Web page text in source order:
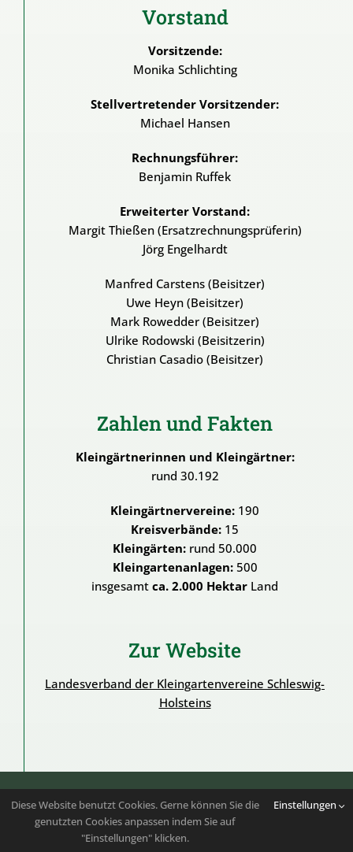
Vorstand
Vorsitzende:
Monika Schlichting
Stellvertretender Vorsitzender:
Michael Hansen
Rechnungsführer:
Benjamin Ruffek
Erweiterter Vorstand:
Margit Thießen (Ersatzrechnungsprüferin)
Jörg Engelhardt
Manfred Carstens (Beisitzer)
Uwe Heyn (Beisitzer)
Mark Rowedder (Beisitzer)
Ulrike Rodowski (Beisitzerin)
Christian Casadio (Beisitzer)
Zahlen und Fakten
Kleingärtnerinnen und Kleingärtner:
rund 30.192
Kleingärtnervereine: 190
Kreisverbände: 15
Kleingärten: rund 50.000
Kleingartenanlagen:500
insgesamt ca. 2.000 Hektar Land
Zur Website
Landesverband der Kleingartenvereine Schleswig-
Holsteins
Folgen Sie uns auf Instagram |
Youtube
Copyright 2023 – 2026 | Bundesverband der
Kleingartenvereine Deutschlands e.V. | Alle Rechte
Diese Website benutzt Cookies. Gerne können Sie die
genutzten Cookies anpassen indem Sie auf
"Einstellungen" klicken.
Einstellungen